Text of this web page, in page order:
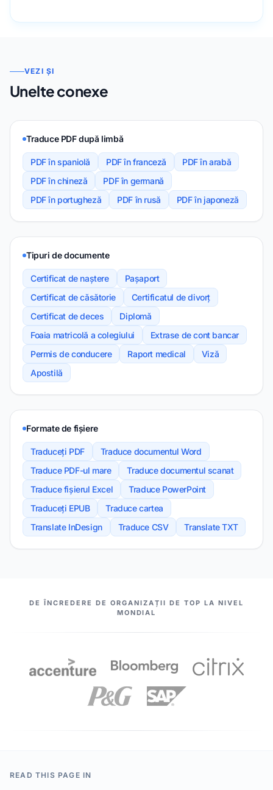
VEZI ȘI
Unelte conexe
Traduce PDF după limbă
PDF în spaniolă PDF în franceză
PDF în arabă
PDF în chineză
PDF în germană
PDF în portugheză
PDF în rusă PDF în japoneză
Tipuri de documente
Certificat de naștere
Pașaport
Certificat de căsătorie
Certificatul de divorț
Certificat de deces
Diplomă
Foaia matricolă a colegiului
Extrase de cont bancar
Permis de conducere
Raport medical
Viză
Apostilă
Formate de fișiere
Traduceți PDF
Traduce documentul Word
Traduce PDF-ul mare
Traduce documentul scanat
Traduce fișierul Excel
Traduce PowerPoint
Traduceți EPUB
Traduce cartea
Translate InDesign
Traduce CSV Translate TXT
PARTENERII NOȘTRI
DE ÎNCREDERE DE ORGANIZAȚII DE TOP LA NIVEL
MONDIAL
READ THIS PAGE IN